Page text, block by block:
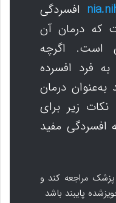
افسردگی
که درمان آن
است. اگرچه
فرد افسرده
به‌عنوان درمان
زیر برای
افسردگی مفید
مراجعه کند و
پایبند باشد